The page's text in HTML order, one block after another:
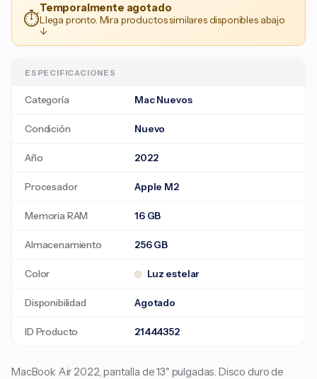
⏱
Temporalmente agotado
Llega pronto. Mira productos similares disponibles abajo
↓
ESPECIFICACIONES
Categoría Mac Nuevos
Condición Nuevo
Año 2022
Procesador Apple M2
Memoria RAM 16 GB
Almacenamiento 256 GB
Color Luz estelar
Disponibilidad Agotado
ID Producto 21444352
MacBook Air 2022, pantalla de 13" pulgadas. Disco duro de